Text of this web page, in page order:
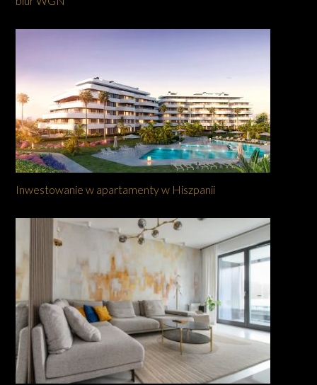
Inwestowanie w apartamenty w Hiszpanii